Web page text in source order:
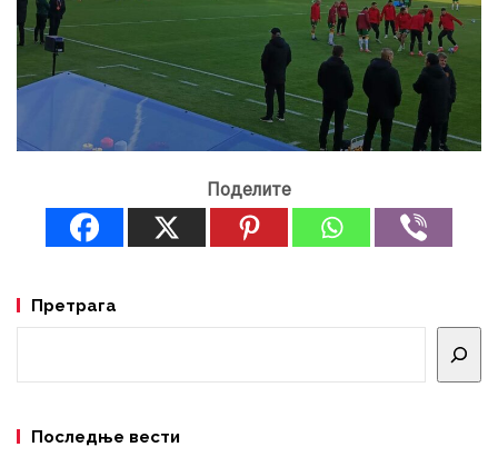
Поделите
Претрага
Последње вести